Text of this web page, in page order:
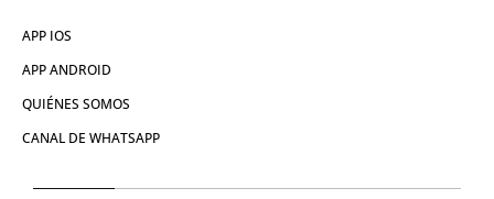
APP IOS
APP ANDROID
QUIÉNES SOMOS
CANAL DE WHATSAPP